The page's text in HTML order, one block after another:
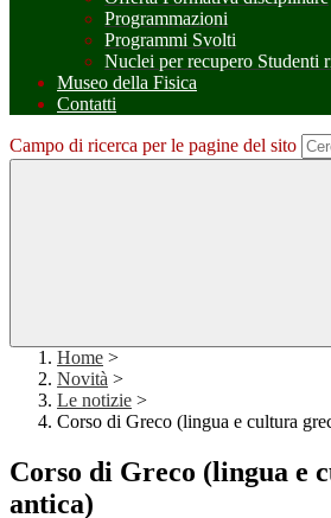
Programmazioni
Programmi Svolti
Nuclei per recupero Studenti
Museo della Fisica
Contatti
Campo di ricerca per le pagine del sito
Home >
Novità >
Le notizie >
Corso di Greco (lingua e cultura
Corso di Greco (lingua e
antica)